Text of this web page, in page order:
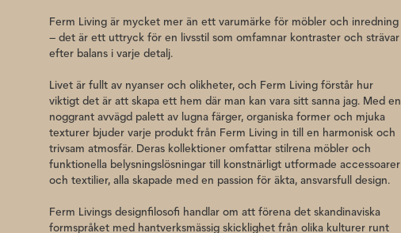
Ferm Living är mycket mer än ett varumärke för möbler och inredning
– det är ett uttryck för en livsstil som omfamnar kontraster och strävar
efter balans i varje detalj.
Livet är fullt av nyanser och olikheter, och Ferm Living förstår hur
viktigt det är att skapa ett hem där man kan vara sitt sanna jag. Med en
noggrant avvägd palett av lugna färger, organiska former och mjuka
texturer bjuder varje produkt från Ferm Living in till en harmonisk och
trivsam atmosfär. Deras kollektioner omfattar stilrena möbler och
funktionella belysningslösningar till konstnärligt utformade accessoarer
och textilier, alla skapade med en passion för äkta, ansvarsfull design.
Ferm Livings designfilosofi handlar om att förena det skandinaviska
formspråket med hantverksmässig skicklighet från olika kulturer runt